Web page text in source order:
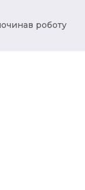
роботу